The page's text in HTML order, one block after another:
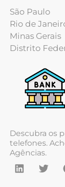
São Paulo
Rio de
Minas Gerais
Distrito
Descubra os
telefones.
Agências.